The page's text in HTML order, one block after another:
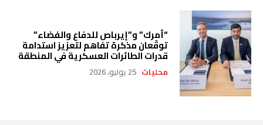
“أمرك” و”إيرباص للدفاع والفضاء”
توقّعان مذكرة تفاهم لتعزيز استدامة
قدرات الطائرات العسكرية في المنطقة
محليات 25 يوليو، 2026